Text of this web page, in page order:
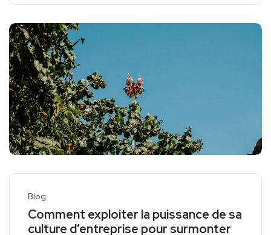
Blog
Comment exploiter la puissance de sa
culture d’entreprise pour surmonter